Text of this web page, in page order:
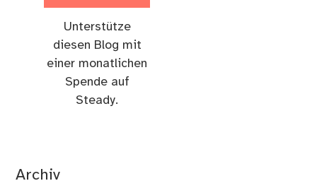
Unterstütze
diesen Blog mit
einer monatlichen
Spende auf
Steady.
Archiv